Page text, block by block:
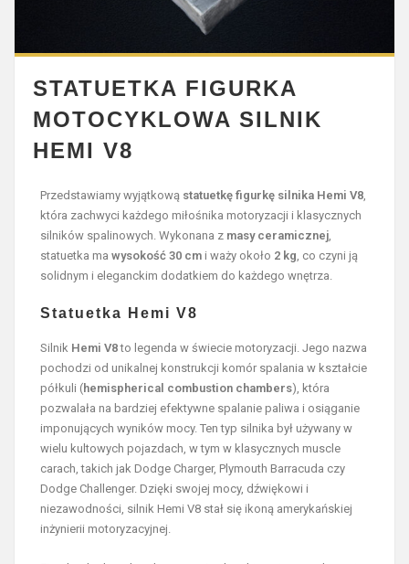
STATUETKA FIGURKA
MOTOCYKLOWA SILNIK
HEMI V8
Przedstawiamy wyjątkową statuetkę figurkę silnika Hemi V8,
która zachwyci każdego miłośnika motoryzacji i klasycznych
silników spalinowych. Wykonana z masy ceramicznej,
statuetka ma wysokość 30 cmi waży około 2 kg , co czyni ją
solidnym i eleganckim dodatkiem do każdego wnętrza.
Statuetka Hemi V8
Silnik Hemi V8to legenda w świecie motoryzacji. Jego nazwa
pochodzi od unikalnej konstrukcji komór spalania w kształcie
półkuli (hemispherical combustion chambers), która
pozwalała na bardziej efektywne spalanie paliwa i osiąganie
imponujących wyników mocy. Ten typ silnika był używany w
wielu kultowych pojazdach, w tym w klasycznych muscle
carach, takich jak Dodge Charger, Plymouth Barracuda czy
Dodge Challenger. Dzięki swojej mocy, dźwiękowi i
niezawodności, silnik Hemi V8 stał się ikoną amerykańskiej
inżynierii motoryzacyjnej.